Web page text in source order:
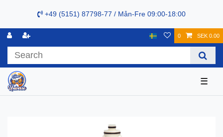
+49 (5151) 87798-77 / Mån-Fre 09:00-18:00
0 SEK 0.00
☰